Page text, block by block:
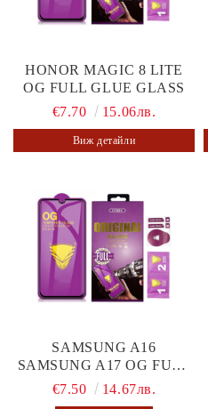
HONOR MAGIC 8 LITE
OG FULL GLUE GLASS
€7.70
15.06лв.
Виж детайли
SAMSUNG A16
SAMSUNG A17 OG FULL
GLUE GLASS
€7.50 14.67лв.